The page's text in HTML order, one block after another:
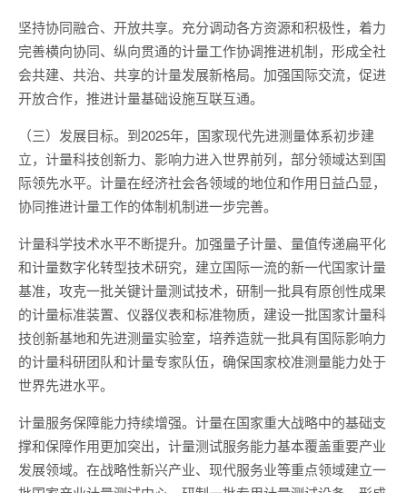
坚持协同融合、开放共享。充分调动各方资源和积极性，着力
完善横向协同、纵向贯通的计量工作协调推进机制，形成全社
会共建、共治、共享的计量发展新格局。加强国际交流，促进
开放合作，推进计量基础设施互联互通。
（三）发展目标。到2025年，国家现代先进测量体系初步建
立，计量科技创新力、影响力进入世界前列，部分领域达到国
际领先水平。计量在经济社会各领域的地位和作用日益凸显，
协同推进计量工作的体制机制进一步完善。
计量科学技术水平不断提升。加强量子计量、量值传递扁平化
和计量数字化转型技术研究，建立国际一流的新一代国家计量
基准，攻克一批关键计量测试技术，研制一批具有原创性成果
的计量标准装置、仪器仪表和标准物质，建设一批国家计量科
技创新基地和先进测量实验室，培养造就一批具有国际影响力
的计量科研团队和计量专家队伍，确保国家校准测量能力处于
世界先进水平。
计量服务保障能力持续增强。计量在国家重大战略中的基础支
撑和保障作用更加突出，计量测试服务能力基本覆盖重要产业
发展领域。在战略性新兴产业、现代服务业等重点领域建立一